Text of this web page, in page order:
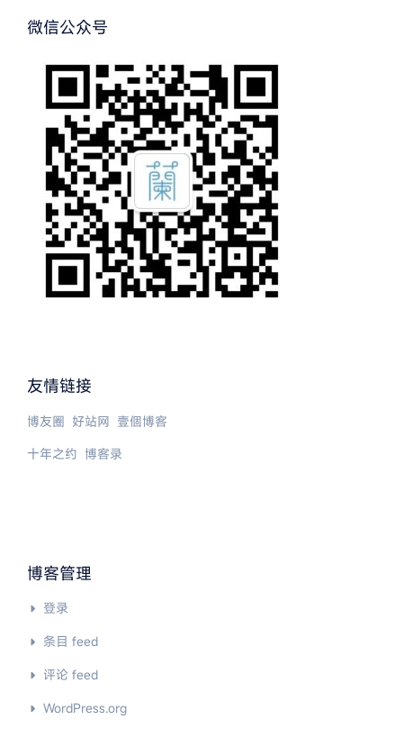
微信公众号
友情链接
博友圈 好站网 壹個博客
十年之约 博客录
博客管理
登录
条目 feed
评论 feed
WordPress.org